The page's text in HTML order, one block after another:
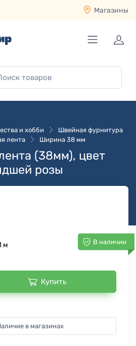
Магазины
и хобби
Швейная фурнитура
лента
Ширина 38 мм
(38мм), цвет
розы
В наличии
м
Купить
в магазинах